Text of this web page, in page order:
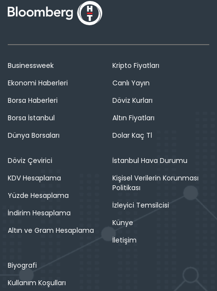
Businessweek
Ekonomi Haberleri
Borsa Haberleri
Borsa İstanbul
Dünya Borsaları
Kripto Fiyatları
Canlı Yayın
Döviz Kurları
Altın Fiyatları
Dolar Kaç Tl
Döviz Çevirici
KDV Hesaplama
Yüzde Hesaplama
İndirim Hesaplama
Altın ve Gram Hesaplama
İstanbul Hava Durumu
Kişisel Verilerin Korunması
Politikası
İzleyici Temsilcisi
Künye
İletişim
Biyografi
Kullanım Koşulları